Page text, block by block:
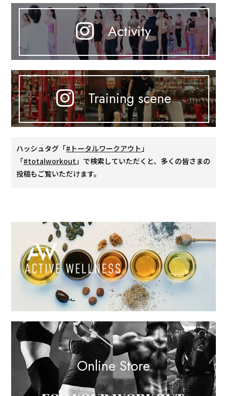
Activity
Training scene
ハッシュタグ「#トータルワークアウト」
「#totalworkout」で検索していただくと、多くの皆さまの
投稿もご覧いただけます。
Online Store